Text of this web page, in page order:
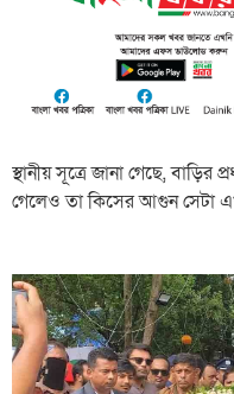
স্থানীয় সূত্রে জানা গেছে, বাড়ির
গেলেও তা কিসের আগুন সেটা